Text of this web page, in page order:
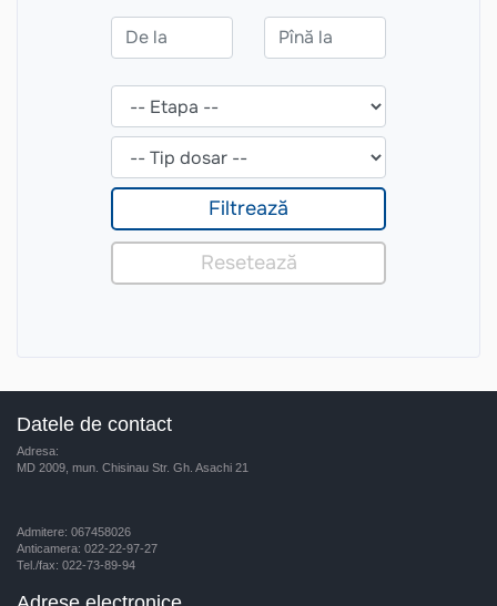
Datele de contact
Adresa:
MD 2009, mun. Chisinau Str. Gh. Asachi 21
Admitere: 067458026
Anticamera: 022-22-97-27
Tel./fax: 022-73-89-94